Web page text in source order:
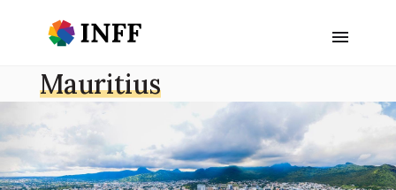
Mauritius